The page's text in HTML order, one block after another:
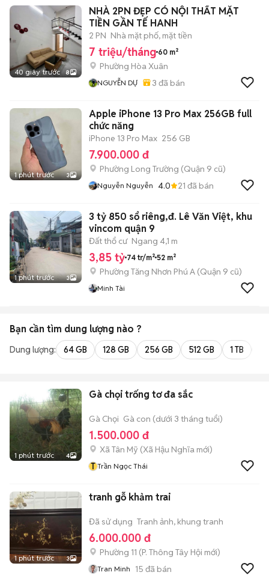
40 giây trước 8
NHÀ 2PN ĐẸP CÓ NỘI THẤT MẶT
TIỀN GẦN TẾ HANH
2 PN Nhà mặt phố, mặt tiền
7 triệu/tháng 60 m²
Phường Hòa Xuân
NGUYỄN DỰ 3 đã bán
1 phút trước 3
Apple iPhone 13 Pro Max 256GB full
chức năng
iPhone 13 Pro Max 256 GB
7.900.000 đ
Phường Long Trường (Quận 9 cũ)
Nguyễn Nguyễn 4.0 21 đã bán
1 phút trước 3
3 tỷ 850 sổ riêng,đ. Lê Văn Việt, khu
vincom quận 9
Đất thổ cư Ngang 4,1 m
3,85 tỷ 74 tr/m² 52 m²
Phường Tăng Nhơn Phú A (Quận 9 cũ)
Minh Tài
Bạn cần tìm dung lượng nào ?
Dung lượng: 64 GB 128 GB 256 GB 512 GB 1 TB
1 phút trước 4
Gà chọi trống tơ đa sắc
Gà Chọi Gà con (dưới 3 tháng tuổi)
1.500.000 đ
Xã Tân Mỹ (Xã Hậu Nghĩa mới)
T Trần Ngọc Thái
1 phút trước 3
tranh gỗ khảm trai
Đã sử dụng Tranh ảnh, khung tranh
6.000.000 đ
Phường 11 (P. Thông Tây Hội mới)
Tran Minh 15 đã bán